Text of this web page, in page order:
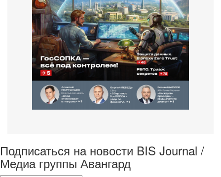
Подписаться на новости BIS Journal /
Медиа группы Авангард